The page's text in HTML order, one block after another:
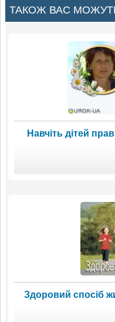
ТАКОЖ ВАС
Навчіть дітей
Здоровий спосіб